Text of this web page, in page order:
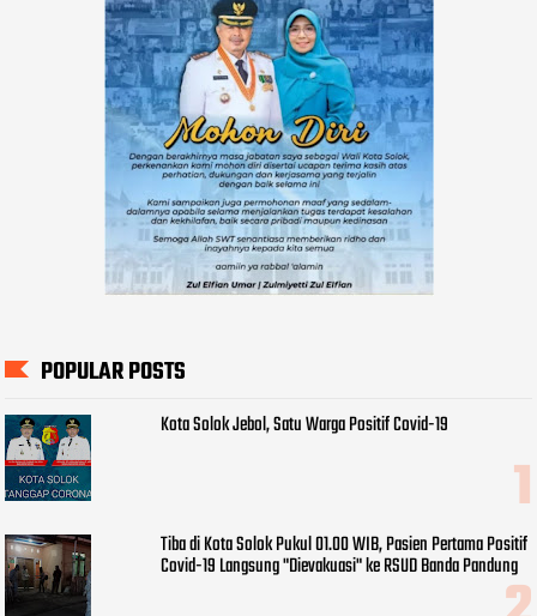
POPULAR POSTS
Kota Solok Jebol, Satu Warga Positif Covid-19
Tiba di Kota Solok Pukul 01.00 WIB, Pasien Pertama Positif
Covid-19 Langsung "Dievakuasi" ke RSUD Banda Pandung